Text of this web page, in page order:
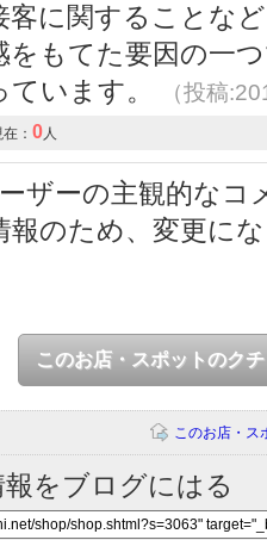
客に関することな
をもてた要因の一
います。
（投稿
： 0人
ザーの主観的なコ
報のため、変更に
このお店・スポットのク
このお店・ス
をブログにはる